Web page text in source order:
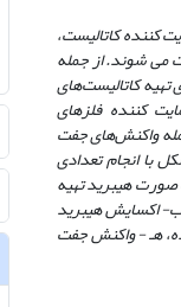
کننده کاتالیست،
می‌ شوند. از جمله
تهیه کاتالیست‌های
کننده فلزهای
واکنش‌های جفت
با انجام تعدادی
صورت هیبرید تهیه
اکسایش هیبرید
هـ - واکنش جفت